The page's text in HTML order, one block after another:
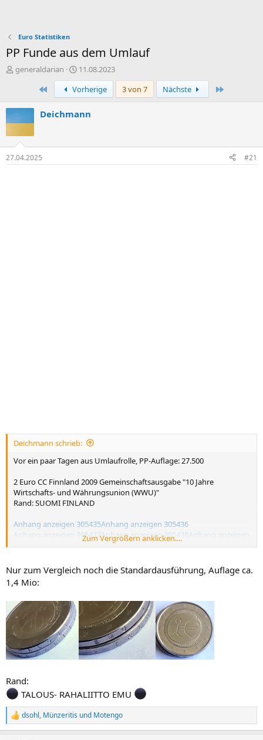
Euro Statistiken
PP Funde aus dem Umlauf
E
e
l
e
r
generaldarian
E
r
s
t
e
m
11.08.2023
Erste
Vorherige 3 von 7 Nächste
Deichmann
27.04.2025 #21
Deichmann schrieb:
Vor ein paar Tagen aus Umlaufrolle, PP-Auflage: 27.500
2 Euro CC Finnland 2009 Gemeinschaftsausgabe "10 Jahre
Wirtschafts- und Währungsunion (WWU)"
Rand: SUOMI FINLAND
Anhang anzeigen 305435Anhang anzeigen 305436
Anhang anzeigen 305437Anhang anzeigen 305438 Anhang anzeigen
Zum Vergrößern anklicken....
Nur zum Vergleich noch die Standardausführung, Auflage ca.
1,4 Mio:
Rand:
TALOUS- RAHALIITTO EMU
R
e
dsohl, Münzeritis und Motengo